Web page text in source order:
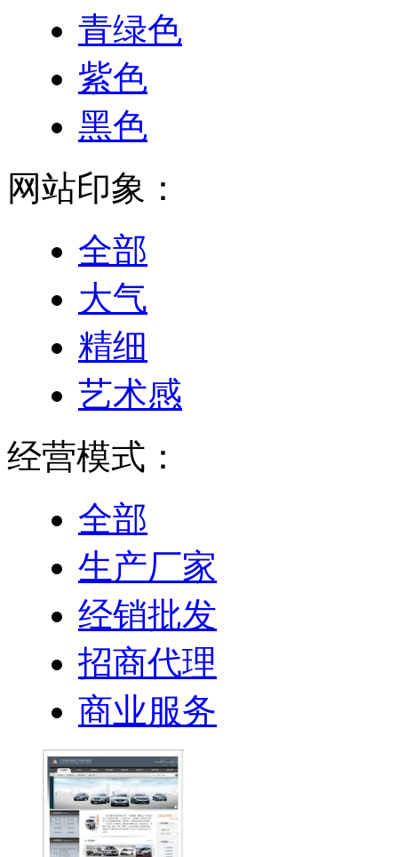
青绿色
紫色
黑色
网站印象：
全部
大气
精细
艺术感
经营模式：
全部
生产厂家
经销批发
招商代理
商业服务